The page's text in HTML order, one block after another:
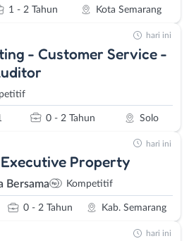
1 - 2 Tahun Kota Semarang
- Customer Service -
0 - 2 Tahun Solo
hari ini
Property
Bersama Kompetitif
0 - 2 Tahun Kab. Semarang
hari ini
hari ini